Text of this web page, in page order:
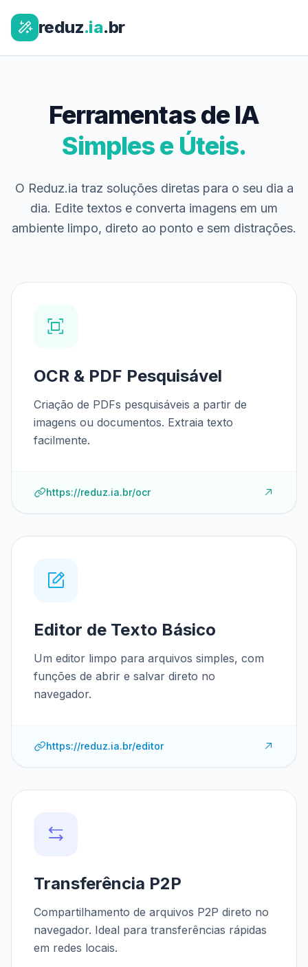
reduz.ia.br
Ferramentas de IA
Simples e Úteis.
O Reduz.ia traz soluções diretas para o seu dia a
dia. Edite textos e converta imagens em um
ambiente limpo, direto ao ponto e sem distrações.
OCR & PDF Pesquisável
Criação de PDFs pesquisáveis a partir de
imagens ou documentos. Extraia texto
facilmente.
https://reduz.ia.br/ocr
Editor de Texto Básico
Um editor limpo para arquivos simples, com
funções de abrir e salvar direto no
navegador.
https://reduz.ia.br/editor
Transferência P2P
Compartilhamento de arquivos P2P direto no
navegador. Ideal para transferências rápidas
em redes locais.